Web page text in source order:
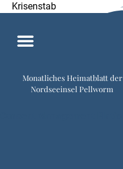
Krisenstab
Monatliches Heimatblatt der
Nordseeinsel Pellworm